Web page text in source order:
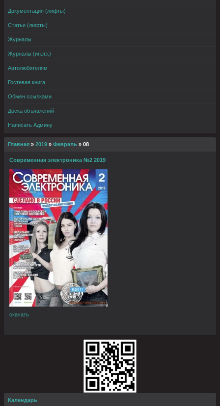
Документация (лифты)
Статьи (лифты)
Журналы
Журналы (ин.яз.)
Автолюбителям
Гостевая книга
Обмен ссылками
Доска объявлений
Написать Админу
Главная » 2019 » Февраль » 08
Современная электроника №2 2019
скачать
Календарь